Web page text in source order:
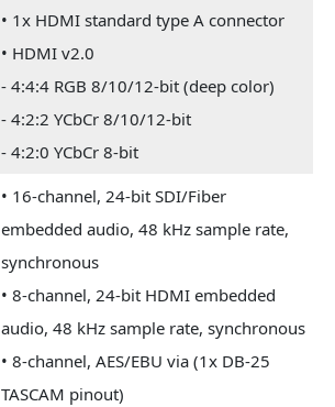
• 1x HDMI standard type A connector
• HDMI v2.0
- 4:4:4 RGB 8/10/12-bit (deep color)
- 4:2:2 YCbCr 8/10/12-bit
- 4:2:0 YCbCr 8-bit
• 16-channel, 24-bit SDI/Fiber
embedded audio, 48 kHz sample rate,
synchronous
• 8-channel, 24-bit HDMI embedded
audio, 48 kHz sample rate, synchronous
• 8-channel, AES/EBU via (1x DB-25
TASCAM pinout)